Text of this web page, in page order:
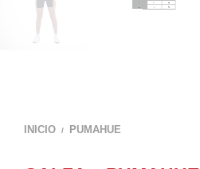
INICIO / PUMAHUE